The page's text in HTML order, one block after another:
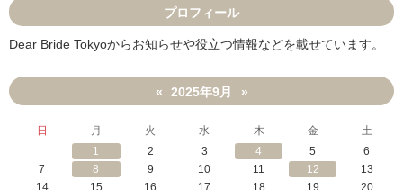
プロフィール
Dear Bride Tokyoからお知らせや役立つ情報などを載せています。
« 2025年9月 »
日 月 火 水 木 金
土
1
2 3 4 5
6
7
8 9 10 11 12
13
14
15 16 17 18 19
20